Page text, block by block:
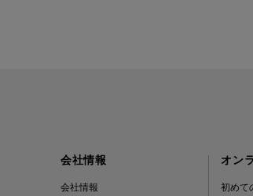
会社情報
会社情報
オン
初めて